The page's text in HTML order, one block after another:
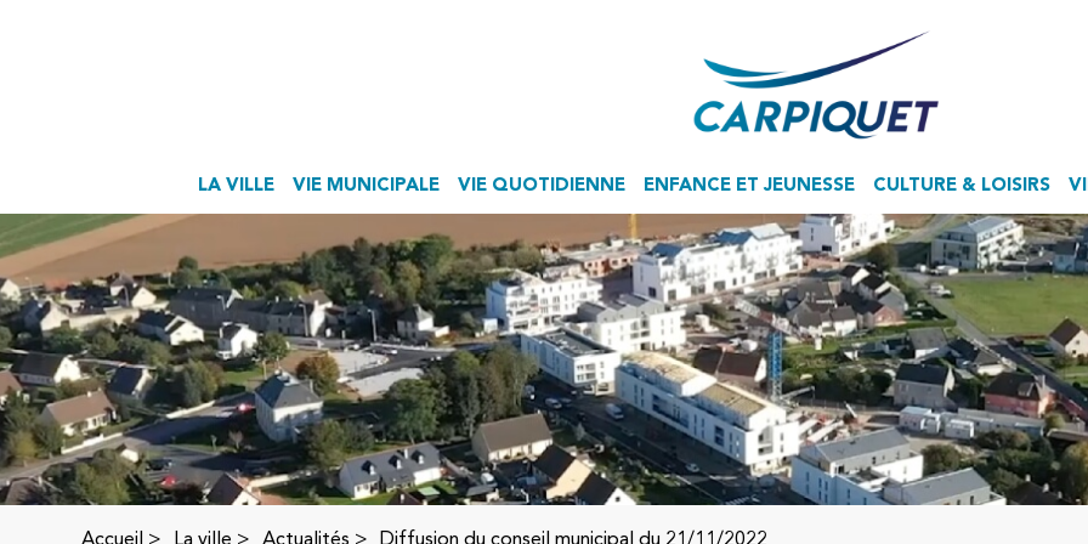
LA VILLE VIE MUNICIPALE VIE QUOTIDIENNE ENFANCE ET JEUNESSE CULTURE & LOISIRS